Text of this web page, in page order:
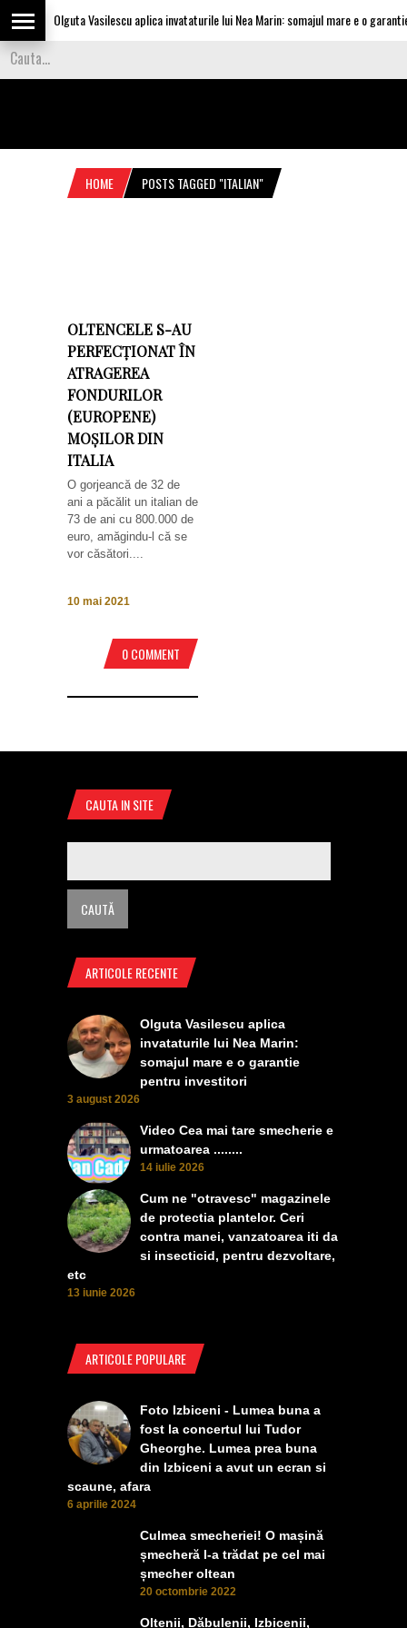
Olguta Vasilescu aplica invataturile lui Nea Marin: somajul mare e o
HOME POSTS TAGGED "ITALIAN"
OLTENCELE S-AU
PERFECȚIONAT ÎN
ATRAGEREA
FONDURILOR
(EUROPENE)
MOȘILOR DIN
ITALIA
O gorjeancă de 32 de
ani a păcălit un italian de
73 de ani cu 800.000 de
euro, amăgindu-l că se
vor căsători....
10 mai 2021
0 COMMENT
CAUTA IN SITE
ARTICOLE RECENTE
Olguta Vasilescu aplica
invataturile lui Nea Marin:
somajul mare e o garantie
pentru investitori
3 august 2026
Video Cea mai tare smecherie e
urmatoarea ........
14 iulie 2026
Cum ne "otravesc" magazinele
de protectia plantelor. Ceri
contra manei, vanzatoarea iti da
si insecticid, pentru dezvoltare,
etc
13 iunie 2026
ARTICOLE POPULARE
Foto Izbiceni - Lumea buna a
fost la concertul lui Tudor
Gheorghe. Lumea prea buna
din Izbiceni a avut un ecran si
scaune, afara
6 aprilie 2024
Culmea smecheriei! O mașină
șmecheră l-a trădat pe cel mai
șmecher oltean
20 octombrie 2022
Oltenii, Dăbulenii, Izbicenii,